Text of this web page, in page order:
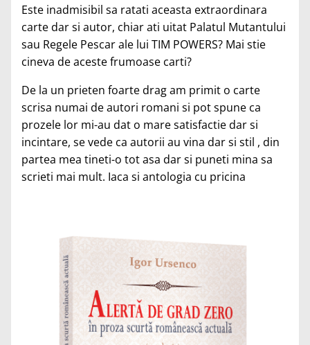
Este inadmisibil sa ratati aceasta extraordinara
carte dar si autor, chiar ati uitat Palatul Mutantului
sau Regele Pescar ale lui TIM POWERS? Mai stie
cineva de aceste frumoase carti?
De la un prieten foarte drag am primit o carte
scrisa numai de autori romani si pot spune ca
prozele lor mi-au dat o mare satisfactie dar si
incintare, se vede ca autorii au vina dar si stil , din
partea mea tineti-o tot asa dar si puneti mina sa
scrieti mai mult. Iaca si antologia cu pricina